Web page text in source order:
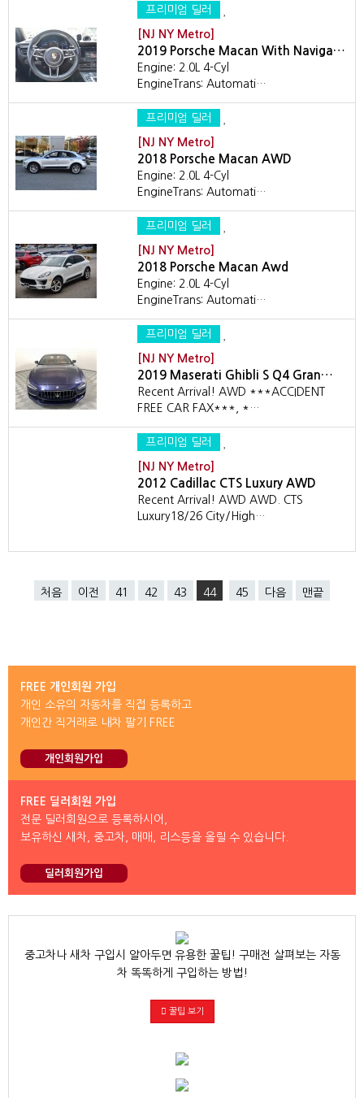
프리미엄 딜러
[NJ NY Metro]
2019 Porsche Macan With Naviga…
Engine: 2.0L 4-Cyl
EngineTrans: Automati…
프리미엄 딜러
[NJ NY Metro]
2018 Porsche Macan AWD
Engine: 2.0L 4-Cyl
EngineTrans: Automati…
프리미엄 딜러
[NJ NY Metro]
2018 Porsche Macan Awd
Engine: 2.0L 4-Cyl
EngineTrans: Automati…
프리미엄 딜러
[NJ NY Metro]
2019 Maserati Ghibli S Q4 Gran…
Recent Arrival! AWD ***ACCIDENT
FREE CAR FAX***, *…
프리미엄 딜러
[NJ NY Metro]
2012 Cadillac CTS Luxury AWD
Recent Arrival! AWD AWD. CTS
Luxury18/26 City/High…
처음 이전 41 42 43 44 45 다음 맨끝
FREE 개인회원 가입
개인 소유의 자동차를 직접 등록하고
개인간 직거래로 내차 팔기 FREE
개인회원가입
FREE 딜러회원 가입
전문 딜러회원으로 등록하시어,
보유하신 새차, 중고차, 매매, 리스등을 올릴 수 있습니다.
딜러회원가입
중고차나 새차 구입시 알아두면 유용한 꿀팁! 구매전 살펴보는 자동
차 똑똑하게 구입하는 방법!
꿀팁 보기